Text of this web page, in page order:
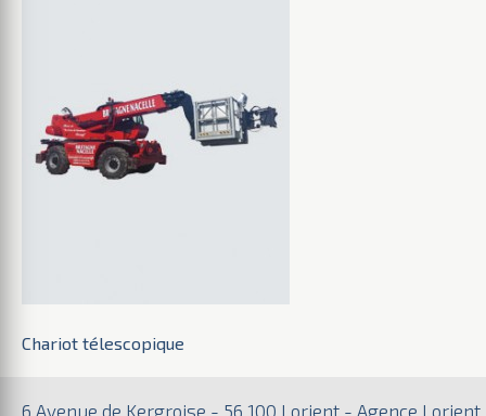
Chariot télescopique
6 Avenue de Kergroise - 56 100 Lorient - Agence Lorient